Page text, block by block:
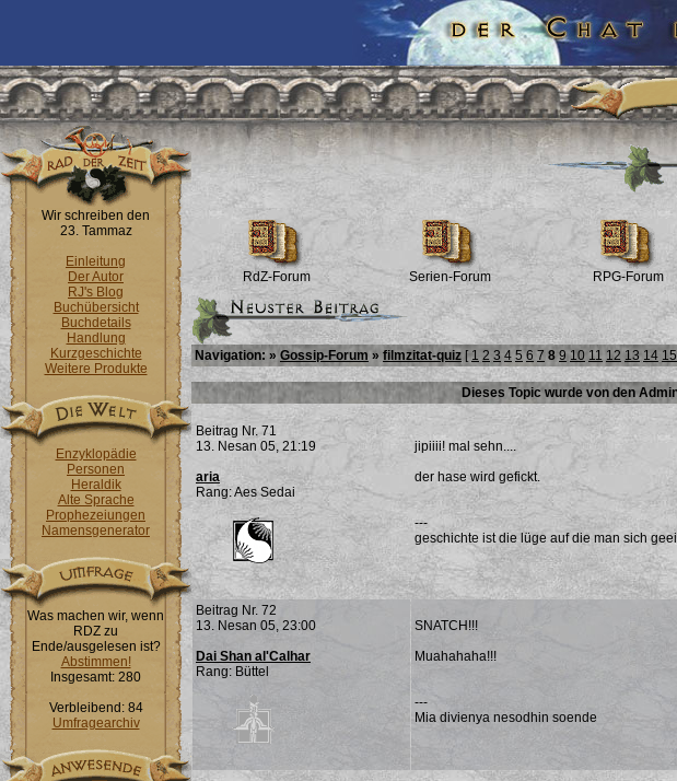
Wir schreiben den
23. Tammaz
Einleitung
Der Autor
RJ's Blog
Buchübersicht
Buchdetails
Handlung
Kurzgeschichte
Weitere Produkte
Enzyklopädie
Personen
Heraldik
Alte Sprache
Prophezeiungen
Namensgenerator
Was machen wir, wenn
RDZ zu
Ende/ausgelesen ist?
Abstimmen!
Insgesamt: 280
Verbleibend: 84
Umfragearchiv
RdZ-Forum Serien-Forum RPG-Forum
Navigation: » Gossip-Forum » filmzitat-quiz [1 2 3 4 5 6 7 8 9 10 11 12 13 14 15
Dieses Topic wurde von den
Beitrag Nr. 71
13. Nesan 05, 21:19
aria
Rang: Aes Sedai
jipiiii! mal sehn....
der hase wird gefickt.
---
geschichte ist die lüge auf die man sich
Beitrag Nr. 72
13. Nesan 05, 23:00
Dai Shan al'Calhar
Rang: Büttel
SNATCH!!!
Muahahaha!!!
---
Mia divienya nesodhin soende